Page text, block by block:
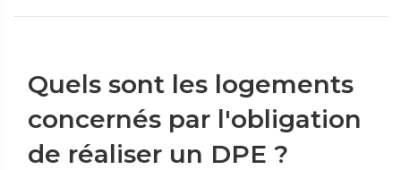
Quels sont les logements
concernés par l'obligation
de réaliser un DPE ?